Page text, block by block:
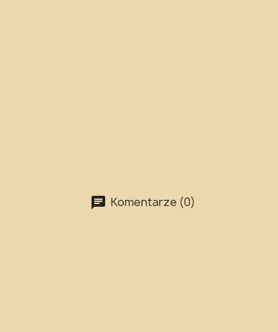
Komentarze (0)